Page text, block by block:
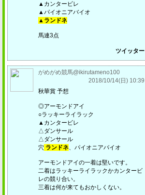
▲カンタービレ
▲パイオニアバイオ
▲ランドネ
馬連3点
ツイッター
がめがめ競馬@ikirutameno100
2018/10/14(日) 10:39
秋華賞 予想
◎アーモンドアイ
○ラッキーライラック
▲カンタービレ
△ダンサール
△ダンサール
穴 ランドネ、パイオニアバイオ
アーモンドアイの一着は堅いです。
二着はラッキーライラックかカンタービ
レの競り合い。
三着は何が来てもおかしくない。